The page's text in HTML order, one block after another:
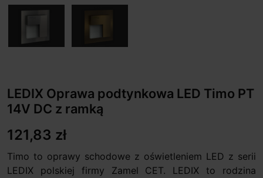
LEDIX Oprawa podtynkowa LED Timo PT
14V DC z ramką
121,83 zł
Timo to oprawy schodowe z oświetleniem LED z serii
LEDIX polskiej firmy Zamel CET. LEDIX to rodzina